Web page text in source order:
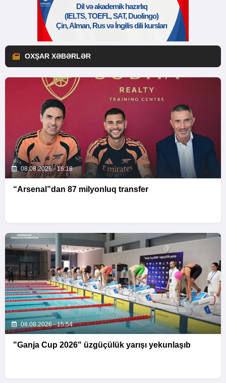
OXŞAR XƏBƏRLƏR
08.08.2026 - 16:18
“Arsenal”dan 87 milyonluq transfer
08.08.2026 - 15:54
"Ganja Cup 2026" üzgüçülük yarışı yekunlaşıb